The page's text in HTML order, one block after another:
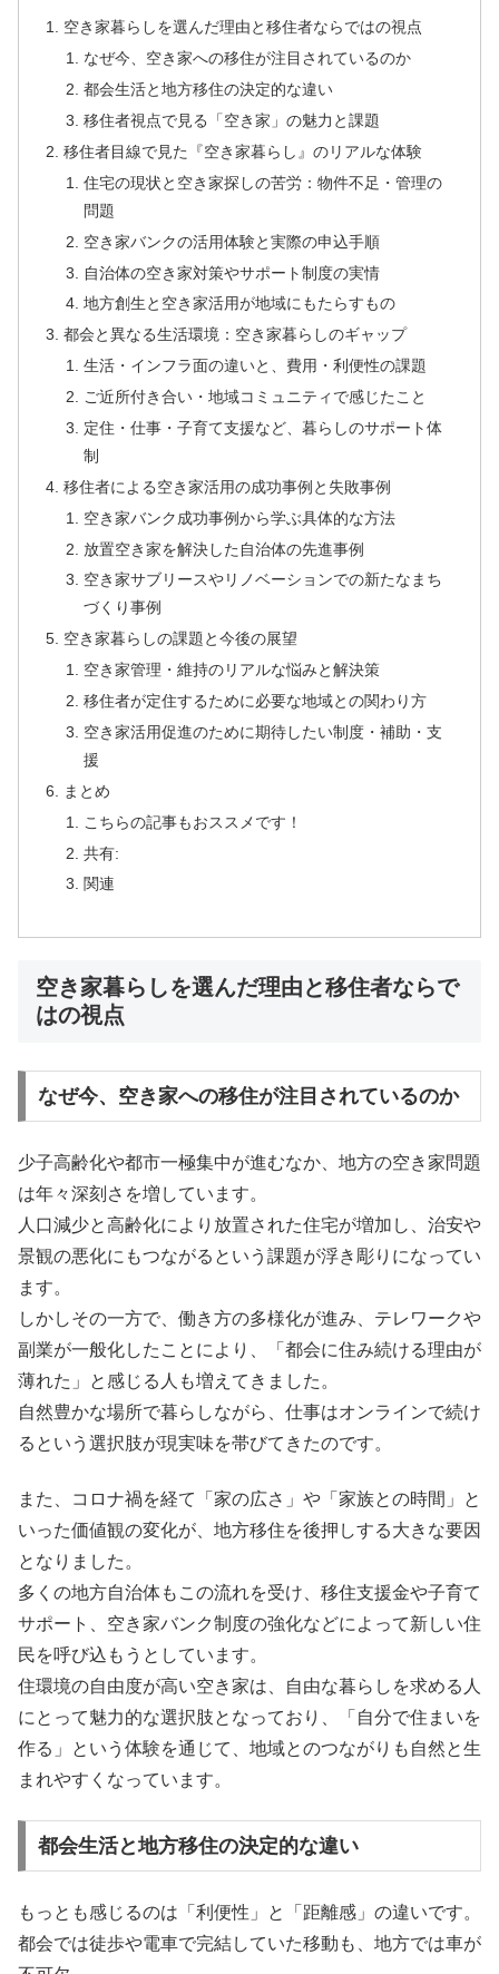
空き家暮らしを選んだ理由と移住者ならではの視点
なぜ今、空き家への移住が注目されているのか
都会生活と地方移住の決定的な違い
移住者視点で見る「空き家」の魅力と課題
移住者目線で見た『空き家暮らし』のリアルな体験
住宅の現状と空き家探しの苦労：物件不足・管理の
問題
空き家バンクの活用体験と実際の申込手順
自治体の空き家対策やサポート制度の実情
地方創生と空き家活用が地域にもたらすもの
都会と異なる生活環境：空き家暮らしのギャップ
生活・インフラ面の違いと、費用・利便性の課題
ご近所付き合い・地域コミュニティで感じたこと
定住・仕事・子育て支援など、暮らしのサポート体
制
移住者による空き家活用の成功事例と失敗事例
空き家バンク成功事例から学ぶ具体的な方法
放置空き家を解決した自治体の先進事例
空き家サブリースやリノベーションでの新たなまち
づくり事例
空き家暮らしの課題と今後の展望
空き家管理・維持のリアルな悩みと解決策
移住者が定住するために必要な地域との関わり方
空き家活用促進のために期待したい制度・補助・支
援
まとめ
こちらの記事もおススメです！
共有:
関連
空き家暮らしを選んだ理由と移住者ならで
はの視点
なぜ今、空き家への移住が注目されているのか
少子高齢化や都市一極集中が進むなか、地方の空き家問題
は年々深刻さを増しています。
人口減少と高齢化により放置された住宅が増加し、治安や
景観の悪化にもつながるという課題が浮き彫りになってい
ます。
しかしその一方で、働き方の多様化が進み、テレワークや
副業が一般化したことにより、「都会に住み続ける理由が
薄れた」と感じる人も増えてきました。
自然豊かな場所で暮らしながら、仕事はオンラインで続け
るという選択肢が現実味を帯びてきたのです。
また、コロナ禍を経て「家の広さ」や「家族との時間」と
いった価値観の変化が、地方移住を後押しする大きな要因
となりました。
多くの地方自治体もこの流れを受け、移住支援金や子育て
サポート、空き家バンク制度の強化などによって新しい住
民を呼び込もうとしています。
住環境の自由度が高い空き家は、自由な暮らしを求める人
にとって魅力的な選択肢となっており、「自分で住まいを
作る」という体験を通じて、地域とのつながりも自然と生
まれやすくなっています。
都会生活と地方移住の決定的な違い
もっとも感じるのは「利便性」と「距離感」の違いです。
都会では徒歩や電車で完結していた移動も、地方では車が